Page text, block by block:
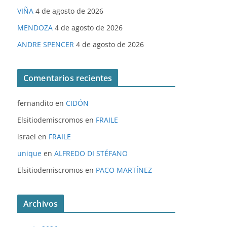
VIÑA 4 de agosto de 2026
MENDOZA 4 de agosto de 2026
ANDRE SPENCER 4 de agosto de 2026
Comentarios recientes
fernandito en CIDÓN
Elsitiodemiscromos en FRAILE
israel en FRAILE
unique en ALFREDO DI STÉFANO
Elsitiodemiscromos en PACO MARTÍNEZ
Archivos